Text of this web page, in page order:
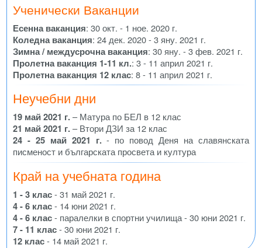
Ученически Ваканции
Есенна ваканция: 30 окт. - 1 ное. 2020 г.
Коледна ваканция: 24 дек. 2020 - 3 яну. 2021 г.
Зимна / междусрочна ваканция: 30 яну. - 3 фев. 2021 г.
Пролетна ваканция 1-11 кл.: 3 - 11 април 2021 г.
Пролетна ваканция 12 клас: 8 - 11 април 2021 г.
Неучебни дни
19 май 2021 г.– Матура по БЕЛ в 12 клас
21 май 2021 г.– Втори ДЗИ за 12 клас
24 - 25 май 2021 г.- по повод Деня на славянската
писменост и българската просвета и култура
Край на учебната година
1 - 3 клас- 31 май 2021 г.
4 - 6 клас- 14 юни 2021 г.
4 - 6 клас- паралелки в спортни училища - 30 юни 2021 г.
7 - 11 клас- 30 юни 2021 г.
12 клас- 14 май 2021 г.